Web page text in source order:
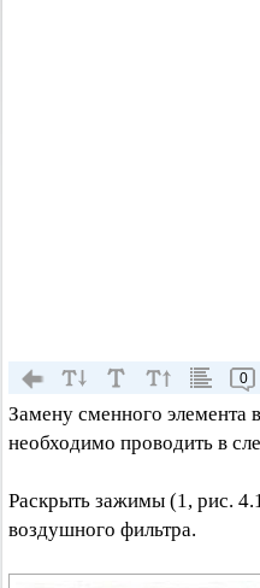
0
Замену сменного элемента
необходимо проводить в
Раскрыть зажимы (1, рис.
воздушного фильтра.